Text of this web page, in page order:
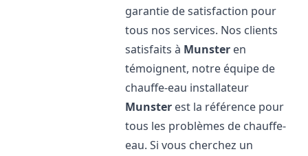
garantie de satisfaction pour
tous nos services. Nos clients
satisfaits à Munster en
témoignent, notre équipe de
chauffe-eau installateur
Munster est la référence pour
tous les problèmes de chauffe-
eau. Si vous cherchez un